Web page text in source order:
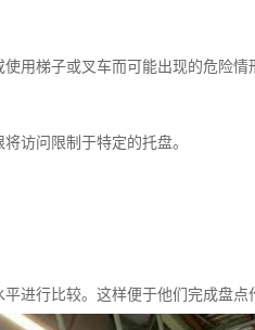
用梯子或叉车而可能出现的危险情
访问限制于特定的托盘。
进行比较。这样便于他们完成盘点